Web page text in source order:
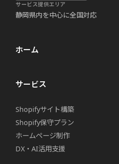
サービス提供エリア
静岡県内を中心に全国対応
ホーム
サービス
Shopifyサイト構築
Shopify保守プラン
ホームページ制作
DX・AI活用支援